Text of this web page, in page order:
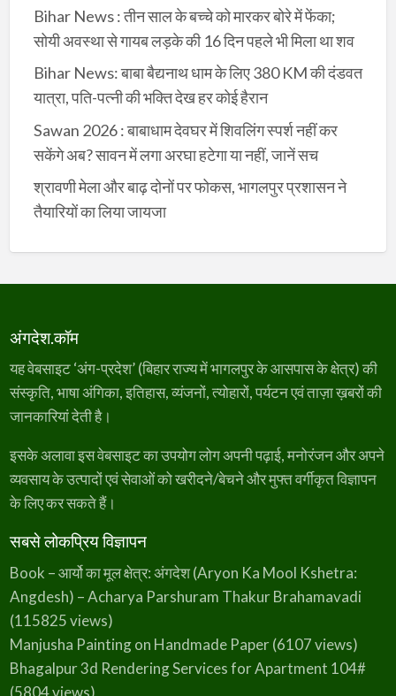
Bihar News : तीन साल के बच्चे को मारकर बोरे में फेंका;
सोयी अवस्था से गायब लड़के की 16 दिन पहले भी मिला था शव
Bihar News: बाबा बैद्यनाथ धाम के लिए 380 KM की दंडवत
यात्रा, पति-पत्नी की भक्ति देख हर कोई हैरान
Sawan 2026 : बाबाधाम देवघर में शिवलिंग स्पर्श नहीं कर
सकेंगे अब? सावन में लगा अरघा हटेगा या नहीं, जानें सच
श्रावणी मेला और बाढ़ दोनों पर फोकस, भागलपुर प्रशासन ने
तैयारियों का लिया जायजा
अंगदेश.कॉम
यह वेबसाइट ‘अंग-प्रदेश’ (बिहार राज्य में भागलपुर के आसपास के क्षेत्र) की
संस्कृति, भाषा अंगिका, इतिहास, व्यंजनों, त्योहारों, पर्यटन एवं ताज़ा ख़बरों की
जानकारियां देती है।
इसके अलावा इस वेबसाइट का उपयोग लोग अपनी पढ़ाई, मनोरंजन और अपने
व्यवसाय के उत्पादों एवं सेवाओं को खरीदने/बेचने और मुफ्त वर्गीकृत विज्ञापन
के लिए कर सकते हैं।
सबसे लोकप्रिय विज्ञापन
Book – आर्यो का मूल क्षेत्र: अंगदेश (Aryon Ka Mool Kshetra:
Angdesh) – Acharya Parshuram Thakur Brahamavadi
(115825 views)
Manjusha Painting on Handmade Paper(6107 views)
Bhagalpur 3d Rendering Services for Apartment 104#
(5804 views)